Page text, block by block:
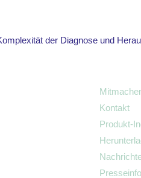
der Diagnose und
Kontakt
Produkt-